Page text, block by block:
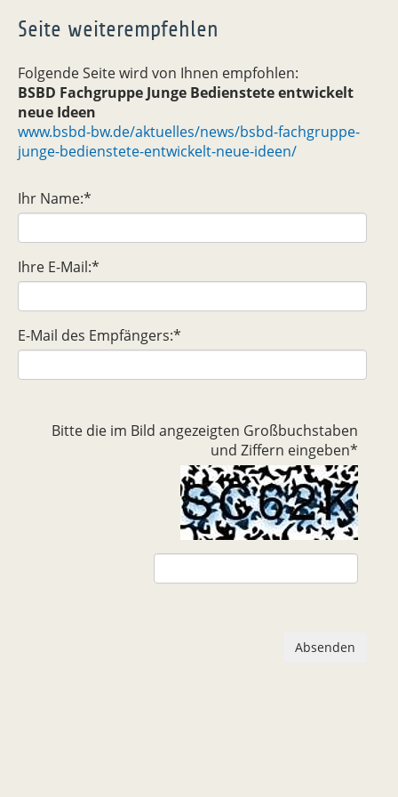
Seite weiterempfehlen
Folgende Seite wird von Ihnen empfohlen:
BSBD Fachgruppe Junge Bedienstete entwickelt
neue Ideen
www.bsbd-bw.de/aktuelles/news/bsbd-fachgruppe-
junge-bedienstete-entwickelt-neue-ideen/
Ihr Name:*
Ihre E-Mail:*
E-Mail des Empfängers:*
Bitte die im Bild angezeigten Großbuchstaben
und Ziffern eingeben*
Absenden